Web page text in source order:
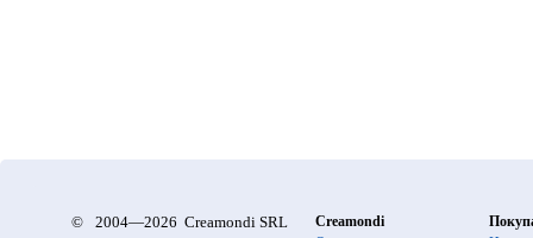
© 2004—2026 Creamondi SRL
Creamondi